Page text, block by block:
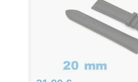
Montre 2 Pompes au choix + 1